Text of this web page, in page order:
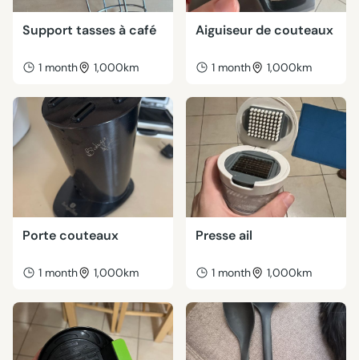
Support tasses à café
1 month 1,000km
Aiguiseur de couteaux
1 month 1,000km
Porte couteaux
1 month 1,000km
Presse ail
1 month 1,000km